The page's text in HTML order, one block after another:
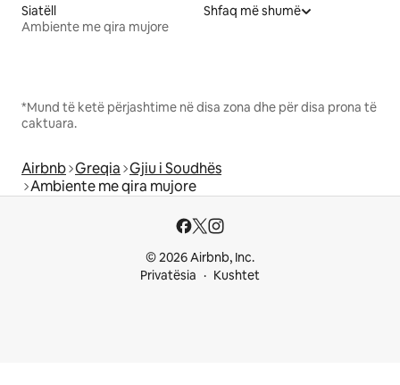
Siatëll
Ambiente me qira mujore
Shfaq më shumë
*Mund të ketë përjashtime në disa zona dhe për disa prona të
caktuara.
Airbnb Greqia Gjiu i Soudhës
Ambiente me qira mujore
© 2026 Airbnb, Inc.
Privatësia
Kushtet